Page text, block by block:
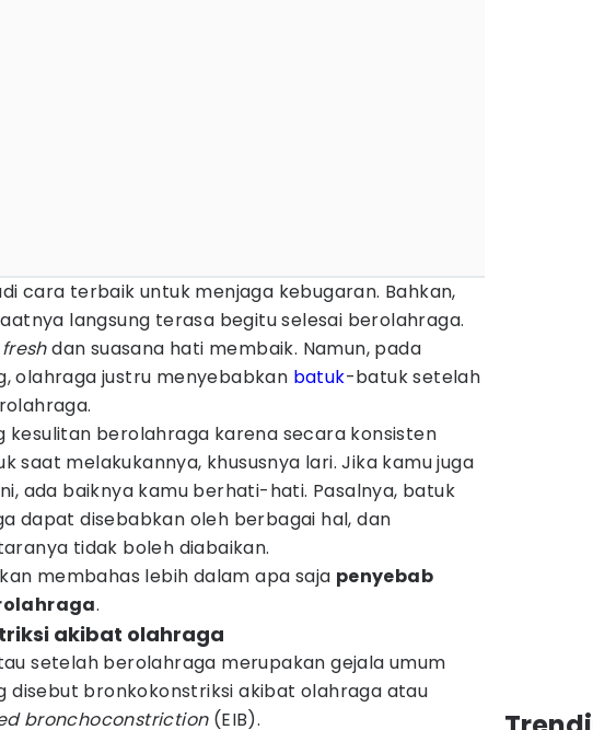
cara terbaik untuk menjaga kebugaran. Bahkan,
langsung terasa begitu selesai berolahraga.
freshdan suasana hati membaik. Namun, pada
olahraga justru menyebabkan batuk-batuk setelah
kesulitan berolahraga karena secara konsisten
saat melakukannya, khususnya lari. Jika kamu juga
ada baiknya kamu berhati-hati. Pasalnya, batuk
dapat disebabkan oleh berbagai hal, dan
tidak boleh diabaikan.
membahas lebih dalam apa saja penyebab
.
akibat olahraga
setelah berolahraga merupakan gejala umum
disebut bronkokonstriksi akibat olahraga atau
bronchoconstriction(EIB).